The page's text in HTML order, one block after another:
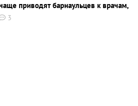
приводят барнаульцев к врачам,
3